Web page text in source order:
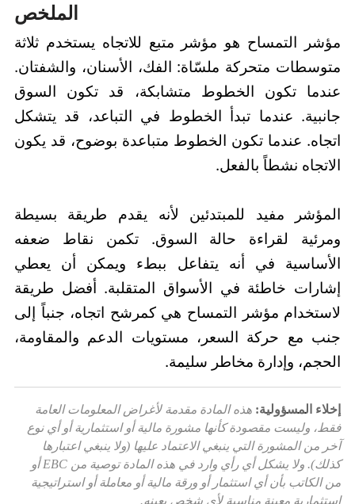
الملخص
مؤشر التمساح هو مؤشر متبع للاتجاه يستخدم ثلاثة
متوسطات متحركة ملسّاة: الفك، الأسنان، والشفتان.
عندما تكون الخطوط متشابكة، قد تكون السوق
جانبية. عندما تبدأ الخطوط في التباعد، قد يتشكل
اتجاه. عندما تكون الخطوط متباعدة بوضوح، قد يكون
الاتجاه نشطاً بالفعل.
المؤشر مفيد للمبتدئين لأنه يقدم طريقة بسيطة
ومرئية لقراءة حالة السوق. تكمن نقاط ضعفه
الأساسية في أنه يتفاعل ببطء ويمكن أن يعطي
إشارات خاطئة في الأسواق المتقلبة. أفضل طريقة
لاستخدام مؤشر التمساح هي كمرشح اتجاه، جنباً إلى
جنب مع حركة السعر، مستويات الدعم والمقاومة،
الحجم، وإدارة مخاطر سليمة.
إخلاء المسؤولية: هذه المادة مقدمة لأغراض المعلومات العامة
فقط، وليست مقصودة كأنها مشورة مالية أو استثمارية أو أي نوع
آخر من المشورة التي ينبغي الاعتماد عليها (ولا ينبغي اعتبارها
كذلك). ولا يشكل أي رأي وارد في هذه المادة توصية من EBC أو
من الكاتب بأن أي استثمار أو ورقة مالية أو معاملة أو استراتيجية
استثمارية معينة مناسبة لأي شخص بعينه.